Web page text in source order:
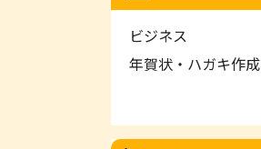
ビジネス
年賀状・ハガキ作成